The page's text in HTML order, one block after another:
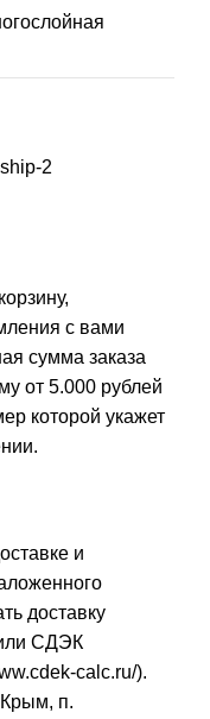
с вами
сумма заказа
от 5.000 рублей
которой укажет
и
доставку
СДЭК
calc.ru/).
п.